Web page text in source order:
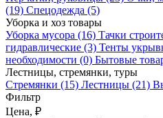
(19) Спецодежда (5)
Уборка и хоз товары
Уборка мусора (16) Тачки
гидравлические (3) Тенты
необходимости (0) Бытовые
Лестницы, стремянки, туры
Стремянки (15) Лестницы (21)
Фильтр
Цена, ₽